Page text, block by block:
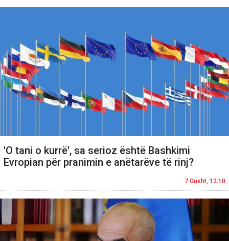
'O tani o kurrë', sa serioz është Bashkimi
Evropian për pranimin e anëtarëve të rinj?
7 Gusht, 12:10